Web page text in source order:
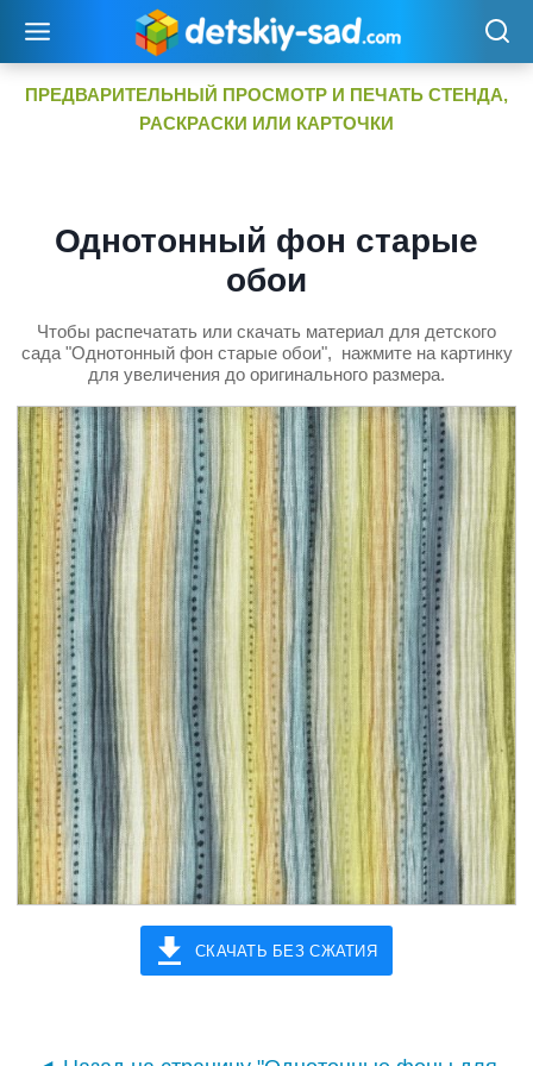
содержимому
ПРЕДВАРИТЕЛЬНЫЙ ПРОСМОТР И ПЕЧАТЬ СТЕНДА,
РАСКРАСКИ ИЛИ КАРТОЧКИ
Однотонный фон старые
обои
Чтобы распечатать или скачать материал для детского
сада "Однотонный фон старые обои", нажмите на картинку
для увеличения до оригинального размера.
СКАЧАТЬ БЕЗ СЖАТИЯ